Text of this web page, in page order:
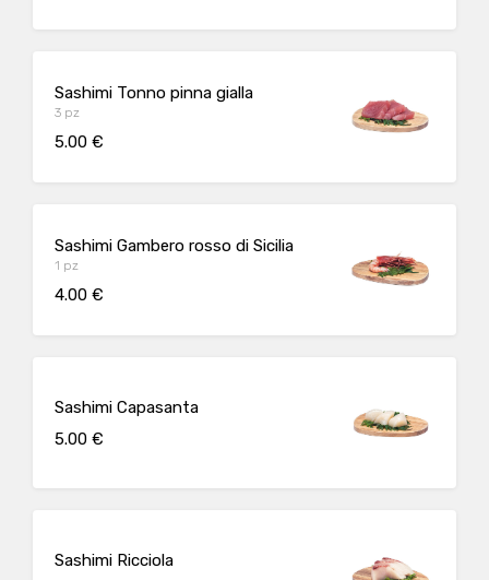
Sashimi Tonno pinna gialla
3 pz
5.00 €
Sashimi Gambero rosso di Sicilia
1 pz
4.00 €
Sashimi Capasanta
5.00 €
Sashimi Ricciola